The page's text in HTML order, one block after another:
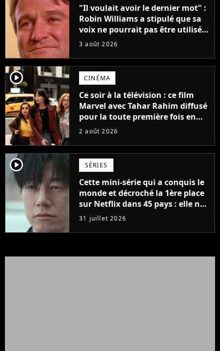
"Il voulait avoir le dernier mot" :
Robin Williams a stipulé que sa
voix ne pourrait pas être utilisée
avant 2039, pourtant Disney
inédits
3 août 2026
player2 CINÉMA
Ce soir à la télévision : ce film
Marvel avec Tahar Rahim diffusé
pour la toute première fois en
France
2 août 2026
player2 SÉRIES
Cette mini-série qui a conquis le
monde et décroché la 1ère place
sur Netflix dans 45 pays : elle ne
compte que 10 épisodes et c'est
un phénomène mondial
31 juillet 2026